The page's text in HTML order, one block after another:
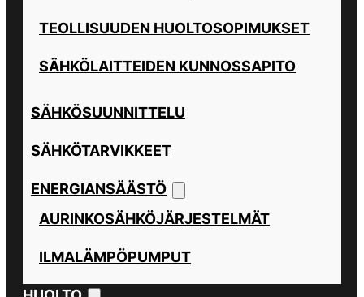
TEOLLISUUDEN HUOLTOSOPIMUKSET
SÄHKÖLAITTEIDEN KUNNOSSAPITO
SÄHKÖSUUNNITTELU
SÄHKÖTARVIKKEET
ENERGIANSÄÄSTÖ
AURINKOSÄHKÖJÄRJESTELMÄT
ILMALÄMPÖPUMPUT